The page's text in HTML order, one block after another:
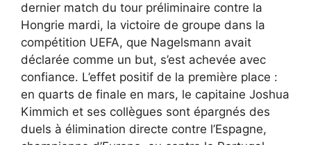
dernier match du tour préliminaire contre la
Hongrie mardi, la victoire de groupe dans la
compétition UEFA, que Nagelsmann avait
déclarée comme un but, s’est achevée avec
confiance. L’effet positif de la première place :
en quarts de finale en mars, le capitaine Joshua
Kimmich et ses collègues sont épargnés des
duels à élimination directe contre l’Espagne,